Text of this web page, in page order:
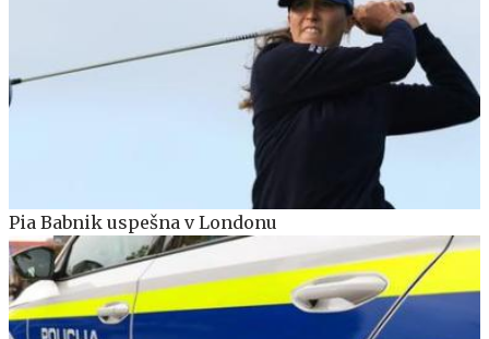
Pia Babnik uspešna v Londonu